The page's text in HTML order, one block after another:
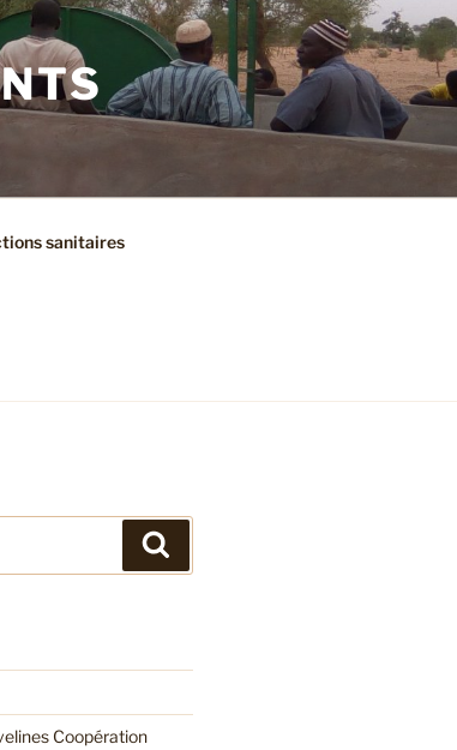
sanitaires
Coopération